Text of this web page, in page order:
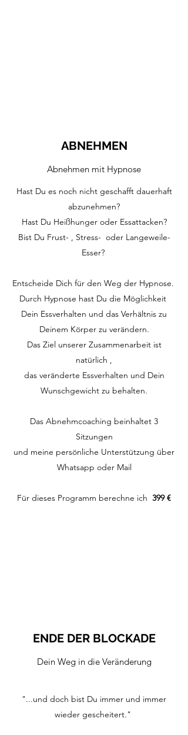
ABNEHMEN
Abnehmen mit Hypnose
Hast Du es noch nicht geschafft dauerhaft
abzunehmen?
Hast Du Heißhunger oder Essattacken?
Bist Du Frust- , Stress- oder Langeweile-
Esser?
Entscheide Dich für den Weg der Hypnose.
Durch Hypnose hast Du die Möglichkeit
Dein Essverhalten und das Verhältnis zu
Deinem Körper zu verändern.
Das Ziel unserer Zusammenarbeit ist
natürlich ,
das veränderte Essverhalten und Dein
Wunschgewicht zu behalten.
Das Abnehmcoaching beinhaltet 3
Sitzungen
und meine persönliche Unterstützung über
Whatsapp oder Mail
Für dieses Programm berechne ich 399 €
ENDE DER BLOCKADE
Dein Weg in die Veränderung
"...und doch bist Du immer und immer
wieder gescheitert."